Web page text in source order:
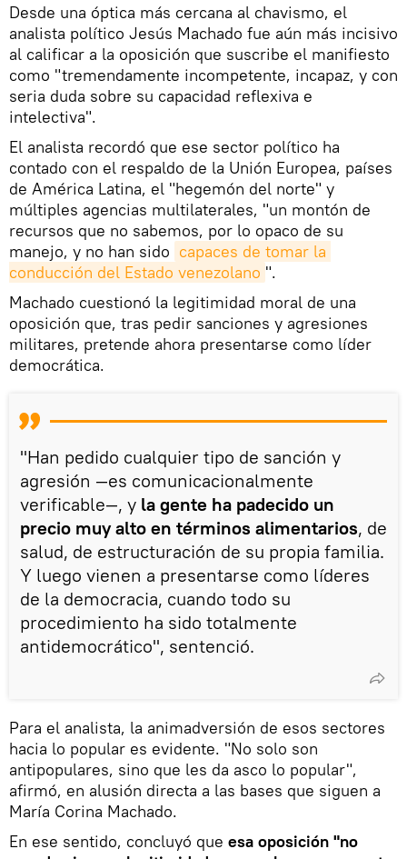
Desde una óptica más cercana al chavismo, el
analista político Jesús Machado fue aún más incisivo
al calificar a la oposición que suscribe el manifiesto
como "tremendamente incompetente, incapaz, y con
seria duda sobre su capacidad reflexiva e
intelectiva".
El analista recordó que ese sector político ha
contado con el respaldo de la Unión Europea, países
de América Latina, el "hegemón del norte" y
múltiples agencias multilaterales, "un montón de
recursos que no sabemos, por lo opaco de su
manejo, y no han sido capaces de tomar la
conducción del Estado venezolano ".
Machado cuestionó la legitimidad moral de una
oposición que, tras pedir sanciones y agresiones
militares, pretende ahora presentarse como líder
democrática.
"Han pedido cualquier tipo de sanción y
agresión —es comunicacionalmente
verificable—, y la gente ha padecido un
precio muy alto en términos alimentarios, de
salud, de estructuración de su propia familia.
Y luego vienen a presentarse como líderes
de la democracia, cuando todo su
procedimiento ha sido totalmente
antidemocrático", sentenció.
Para el analista, la animadversión de esos sectores
hacia lo popular es evidente. "No solo son
antipopulares, sino que les da asco lo popular",
afirmó, en alusión directa a las bases que siguen a
María Corina Machado.
En ese sentido, concluyó que esa oposición "no